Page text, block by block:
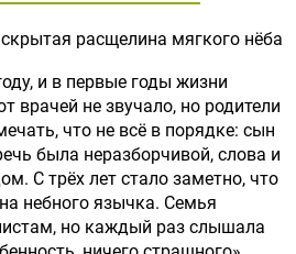
расщелина мягкого нёба
и в первые годы жизни
врачей не звучало, но родители
что не всё в порядке: сын
была неразборчивой, слова и
С трёх лет стало заметно, что
небного язычка. Семья
но каждый раз слышала